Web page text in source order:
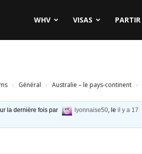
WHV VISAS PARTIR
› Général › Australie – le pays-continent ›
la dernière fois par lyonnaise50, leil y a 17